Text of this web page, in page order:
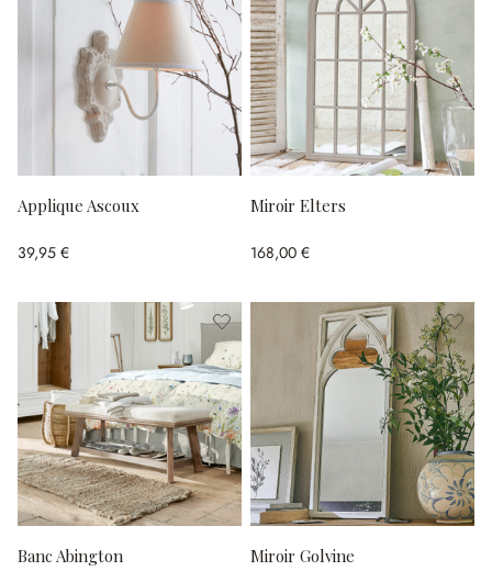
Applique Ascoux
39,95 €
Miroir Elters
168,00 €
Banc Abington Miroir Golvine